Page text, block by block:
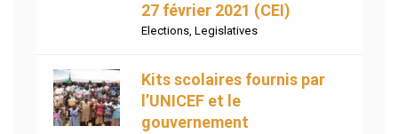
27 février 2021 (CEI)
Elections, Legislatives
Kits scolaires fournis par
l’UNICEF et le
gouvernement